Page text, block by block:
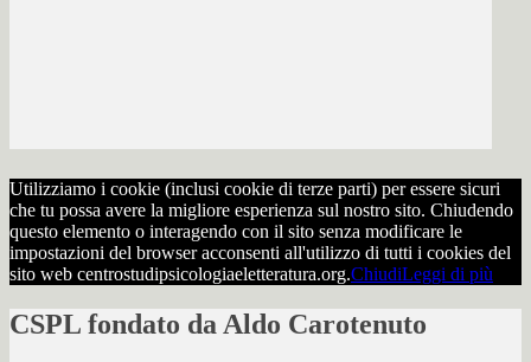
Utilizziamo i cookie (inclusi cookie di terze parti) per essere sicuri
che tu possa avere la migliore esperienza sul nostro sito. Chiudendo
questo elemento o interagendo con il sito senza modificare le
impostazioni del browser acconsenti all'utilizzo di tutti i cookies del
sito web centrostudipsicologiaeletteratura.org.ChiudiLeggi di più
CSPL fondato da Aldo Carotenuto